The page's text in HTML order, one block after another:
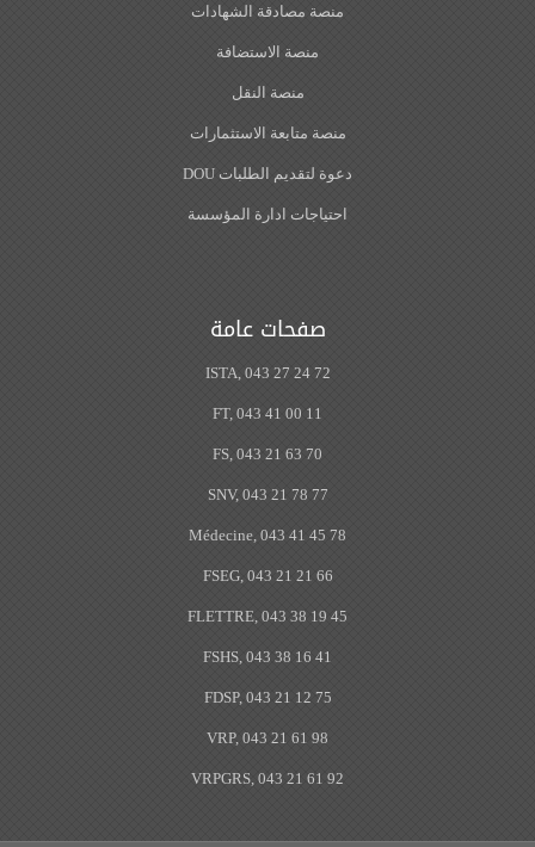
منصة مصادقة الشهادات
منصة الاستضافة
منصة النقل
منصة متابعة الاستثمارات
دعوة لتقديم الطلبات DOU
احتياجات ادارة المؤسسة
صفحات عامة
ISTA, 043 27 24 72
FT, 043 41 00 11
FS, 043 21 63 70
SNV, 043 21 78 77
Médecine, 043 41 45 78
FSEG, 043 21 21 66
FLETTRE, 043 38 19 45
FSHS, 043 38 16 41
FDSP, 043 21 12 75
VRP, 043 21 61 98
VRPGRS, 043 21 61 92